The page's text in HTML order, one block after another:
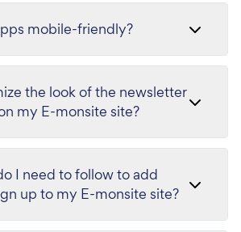
mobile-friendly?
the look of the newsletter
my E-monsite site?
I need to follow to add
up to my E-monsite site?